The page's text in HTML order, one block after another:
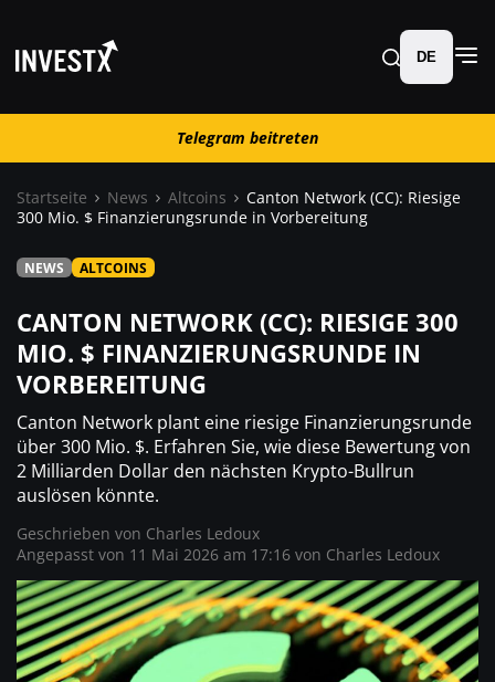
Telegram beitreten
News
Trading
Wo kaufen ?
Casino
DE
Telegram beitreten
Startseite News Altcoins
Canton Network (CC): Riesige
300 Mio. $ Finanzierungsrunde in Vorbereitung
NEWS ALTCOINS
CANTON NETWORK (CC): RIESIGE 300
MIO. $ FINANZIERUNGSRUNDE IN
VORBEREITUNG
Canton Network plant eine riesige Finanzierungsrunde
über 300 Mio. $. Erfahren Sie, wie diese Bewertung von
2 Milliarden Dollar den nächsten Krypto-Bullrun
auslösen könnte.
Geschrieben von Charles Ledoux
Angepasst von 11 Mai 2026 am 17:16 von Charles Ledoux